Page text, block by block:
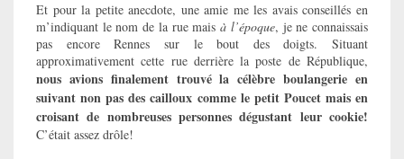
Et pour la petite anecdote, une amie me les avais conseillés en
m’indiquant le nom de la rue maisà l’époque, je ne connaissais
pas encore Rennes sur le bout des doigts. Situant
approximativement cette rue derrière la poste de République,
nous avions finalement trouvé la célèbre boulangerie en
suivant non pas des cailloux comme le petit Poucet mais en
croisant de nombreuses personnes dégustant leur cookie!
C’était assez drôle!